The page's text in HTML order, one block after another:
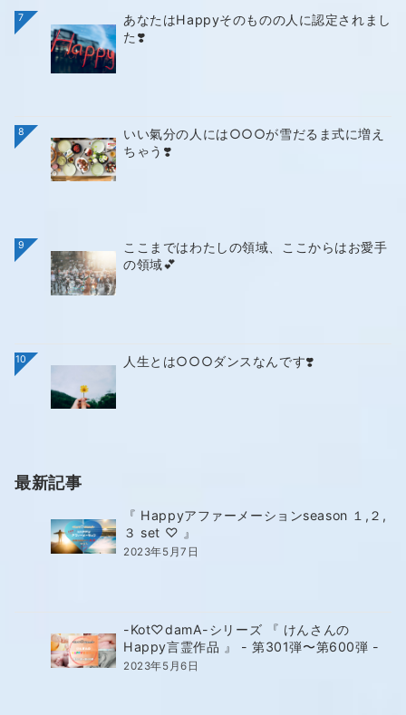
7
あなたはHappyそのものの人に認定されまし
た❣️
8
いい氣分の人には○○○が雪だるま式に増え
ちゃう❣️
9
ここまではわたしの領域、ここからはお愛手
の領域💕
10 人生とは○○○ダンスなんです❣️
最新記事
『 Happyアファーメーションseason １,２,
３ set ♡ 』
2023年5月7日
-Kot♡damA-シリーズ 『 けんさんの
Happy言霊作品 』 - 第301弾〜第600弾 -
2023年5月6日